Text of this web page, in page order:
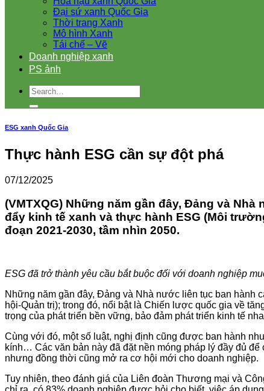
Đại sứ xanh Quốc Gia
Thời trang Xanh
Mô hình Xanh
Tái chế – Vẽ
Doanh nghiệp xanh
PS ảnh
ESG xanh Quốc Gia
Thực hành ESG cần sự đột phá
07/12/2025
(VMTXQG) Những năm gần đây, Đảng và
đẩy kinh tế xanh và thực hành ESG (Môi
đoạn 2021-2030, tầm nhìn 2050.
ESG đã trở thành yêu cầu bắt buộc đối với doanh nghiệp
Những năm gần đây, Đảng và Nhà nước liên tục ban hành
hội-Quản trị); trong đó, nổi bật là Chiến lược quốc gia về
trọng của phát triển bền vững, bảo đảm phát triển kinh tế
Cùng với đó, một số luật, nghị định cũng được ban hành
kính… Các văn bản này đã đặt nền móng pháp lý đầy đủ
nhưng đồng thời cũng mở ra cơ hội mới cho doanh nghiệp.
Tuy nhiên, theo đánh giá của Liên đoàn Thương mại và